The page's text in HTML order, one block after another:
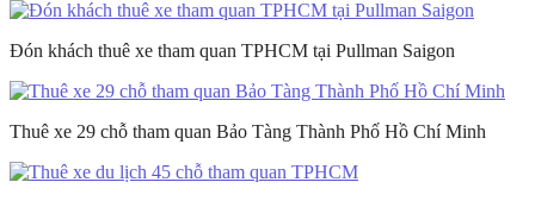
Đón khách thuê xe tham quan TPHCM tại Pullman Saigon
Thuê xe 29 chỗ tham quan Bảo Tàng Thành Phố Hồ Chí Minh